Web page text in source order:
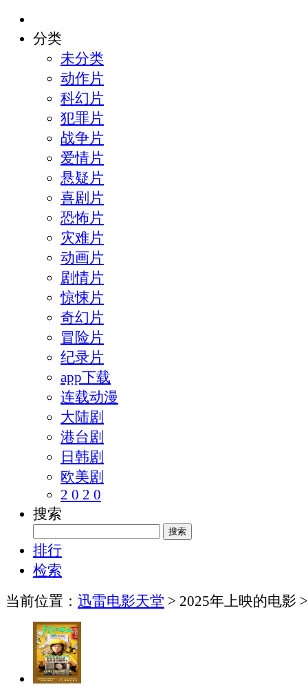
分类
未分类
动作片
科幻片
犯罪片
战争片
爱情片
悬疑片
喜剧片
恐怖片
灾难片
动画片
剧情片
惊悚片
奇幻片
冒险片
纪录片
app下载
连载动漫
大陆剧
港台剧
日韩剧
欧美剧
2 0 2 0
搜索
排行
检索
当前位置： 迅雷电影天堂 > 2025年上映的电影